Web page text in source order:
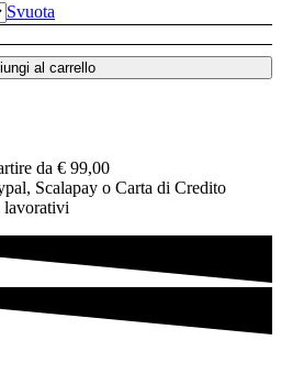
Svuota
al carrello
da € 99,00
Scalapay o Carta di Credito
lavorativi